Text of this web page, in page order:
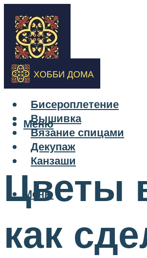
Бисероплетение
Вышивка
Вязание спицами
Декупаж
Канзаши
Меню
Меню
Цветы
как